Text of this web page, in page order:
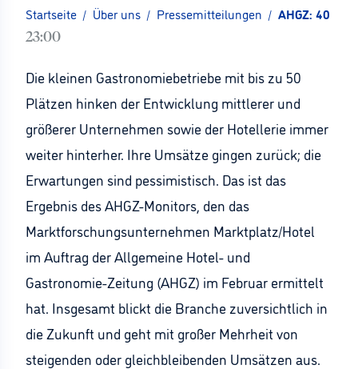
Startseite / Über uns / Pressemitteilungen / AHGZ: 40
23:00
Die kleinen Gastronomiebetriebe mit bis zu 50
Plätzen hinken der Entwicklung mittlerer und
größerer Unternehmen sowie der Hotellerie immer
weiter hinterher. Ihre Umsätze gingen zurück; die
Erwartungen sind pessimistisch. Das ist das
Ergebnis des AHGZ-Monitors, den das
Marktforschungsunternehmen Marktplatz/Hotel
im Auftrag der Allgemeine Hotel- und
Gastronomie-Zeitung (AHGZ) im Februar ermittelt
hat. Insgesamt blickt die Branche zuversichtlich in
die Zukunft und geht mit großer Mehrheit von
steigenden oder gleichbleibenden Umsätzen aus.